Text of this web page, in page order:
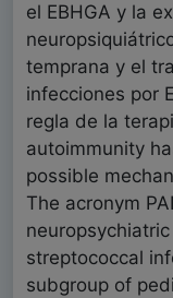
el EBHGA y la
temprana y el
infecciones por
regla de la
autoimmunity
possible
The acronym
streptococcal
subgroup of